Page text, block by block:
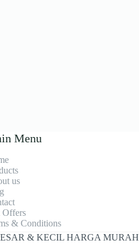
Menu
us
Offers
& Conditions
& KECIL HARGA MURAH